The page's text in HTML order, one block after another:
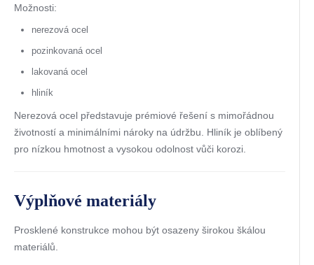
Možnosti:
nerezová ocel
pozinkovaná ocel
lakovaná ocel
hliník
Nerezová ocel představuje prémiové řešení s mimořádnou
životností a minimálními nároky na údržbu. Hliník je oblíbený
pro nízkou hmotnost a vysokou odolnost vůči korozi.
Výplňové materiály
Prosklené konstrukce mohou být osazeny širokou škálou
materiálů.